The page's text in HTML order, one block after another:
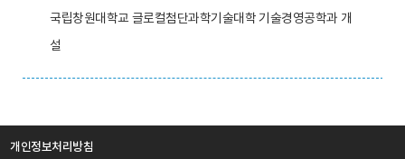
국립창원대학교 글로컬첨단과학기술대학 기술경영공학과 개
설
개인정보처리방침